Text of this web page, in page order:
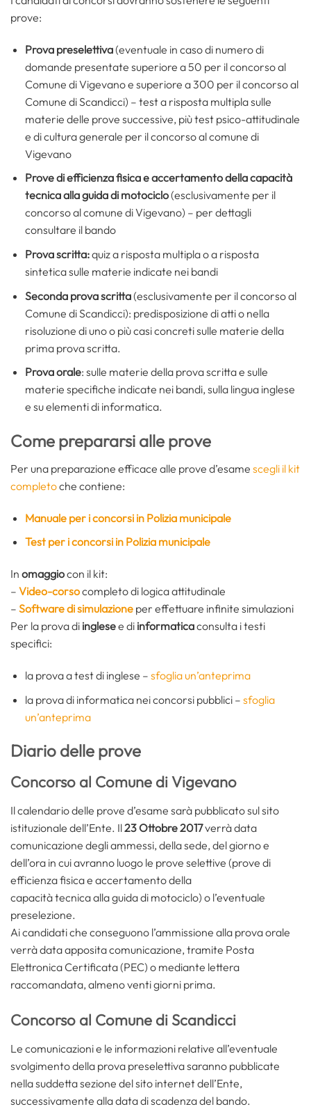
prove:
Prova preselettiva(eventuale in caso di numero di
domande presentate superiore a 50 per il concorso al
Comune di Vigevano e superiore a 300 per il concorso al
Comune di Scandicci) – test a risposta multipla sulle
materie delle prove successive, più test psico-attitudinale
e di cultura generale per il concorso al comune di
Vigevano
Prove di efficienza fisica e accertamento della capacità
tecnica alla guida di motociclo(esclusivamente per il
concorso al comune di Vigevano) – per dettagli
consultare il bando
Prova scritta:quiz a risposta multipla o a risposta
sintetica sulle materie indicate nei bandi
Seconda prova scritta(esclusivamente per il concorso al
Comune di Scandicci): predisposizione di atti o nella
risoluzione di uno o più casi concreti sulle materie della
prima prova scritta.
Prova orale: sulle materie della prova scritta e sulle
materie specifiche indicate nei bandi, sulla lingua inglese
e su elementi di informatica.
Come prepararsi alle prove
Per una preparazione efficace alle prove d’esame scegli il kit
completoche contiene:
Manuale per i concorsi in Polizia municipale
Test per i concorsi in Polizia municipale
In omaggiocon il kit:
– Video-corsocompleto di logica attitudinale
– Software di simulazione per effettuare infinite simulazioni
Per la prova di inglesee di informaticaconsulta i testi
specifici:
la prova a test di inglese – sfoglia un’anteprima
la prova di informatica nei concorsi pubblici – sfoglia
un’anteprima
Diario delle prove
Concorso al Comune di Vigevano
Il calendario delle prove d’esame sarà pubblicato sul sito
istituzionale dell’Ente. Il23 Ottobre 2017verrà data
comunicazione degli ammessi, della sede, del giorno e
dell’ora in cui avranno luogo le prove selettive (prove di
efficienza fisica e accertamento della
capacità tecnica alla guida di motociclo) o l’eventuale
preselezione.
Ai candidati che conseguono l’ammissione alla prova orale
verrà data apposita comunicazione, tramite Posta
Elettronica Certificata (PEC) o mediante lettera
raccomandata, almeno venti giorni prima.
Concorso al Comune di Scandicci
Le comunicazioni e le informazioni relative all’eventuale
svolgimento della prova preselettiva saranno pubblicate
nella suddetta sezione del sito internet dell’Ente,
successivamente alla data di scadenza del bando.